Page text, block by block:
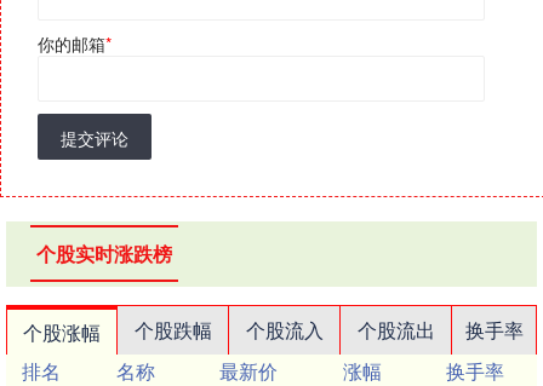
你的邮箱*
提交评论
个股实时涨跌榜
个股涨幅 个股跌幅 个股流入 个股流出
换手率
排名
名称 最新价 涨幅
换手率